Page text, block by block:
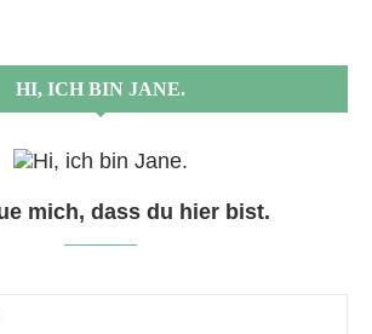
HI, ICH BIN JANE.
mich, dass du hier bist.